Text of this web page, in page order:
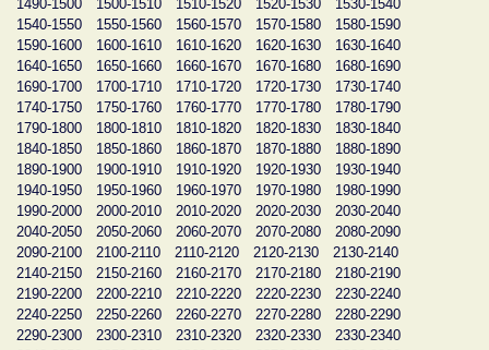
1490-1500 1500-1510 1510-1520 1520-1530
1530-1540
1540-1550
1550-1560 1560-1570 1570-1580
1580-1590
1590-1600
1600-1610 1610-1620 1620-1630
1630-1640
1640-1650
1650-1660 1660-1670 1670-1680
1680-1690
1690-1700
1700-1710 1710-1720 1720-1730
1730-1740
1740-1750
1750-1760 1760-1770 1770-1780
1780-1790
1790-1800
1800-1810 1810-1820 1820-1830
1830-1840
1840-1850
1850-1860 1860-1870 1870-1880
1880-1890
1890-1900
1900-1910 1910-1920 1920-1930
1930-1940
1940-1950
1950-1960 1960-1970 1970-1980
1980-1990
1990-2000
2000-2010 2010-2020 2020-2030
2030-2040
2040-2050
2050-2060 2060-2070 2070-2080
2080-2090
2090-2100
2100-2110 2110-2120 2120-2130
2130-2140
2140-2150
2150-2160 2160-2170 2170-2180
2180-2190
2190-2200
2200-2210 2210-2220 2220-2230
2230-2240
2240-2250
2250-2260 2260-2270 2270-2280
2280-2290
2290-2300
2300-2310 2310-2320 2320-2330
2330-2340